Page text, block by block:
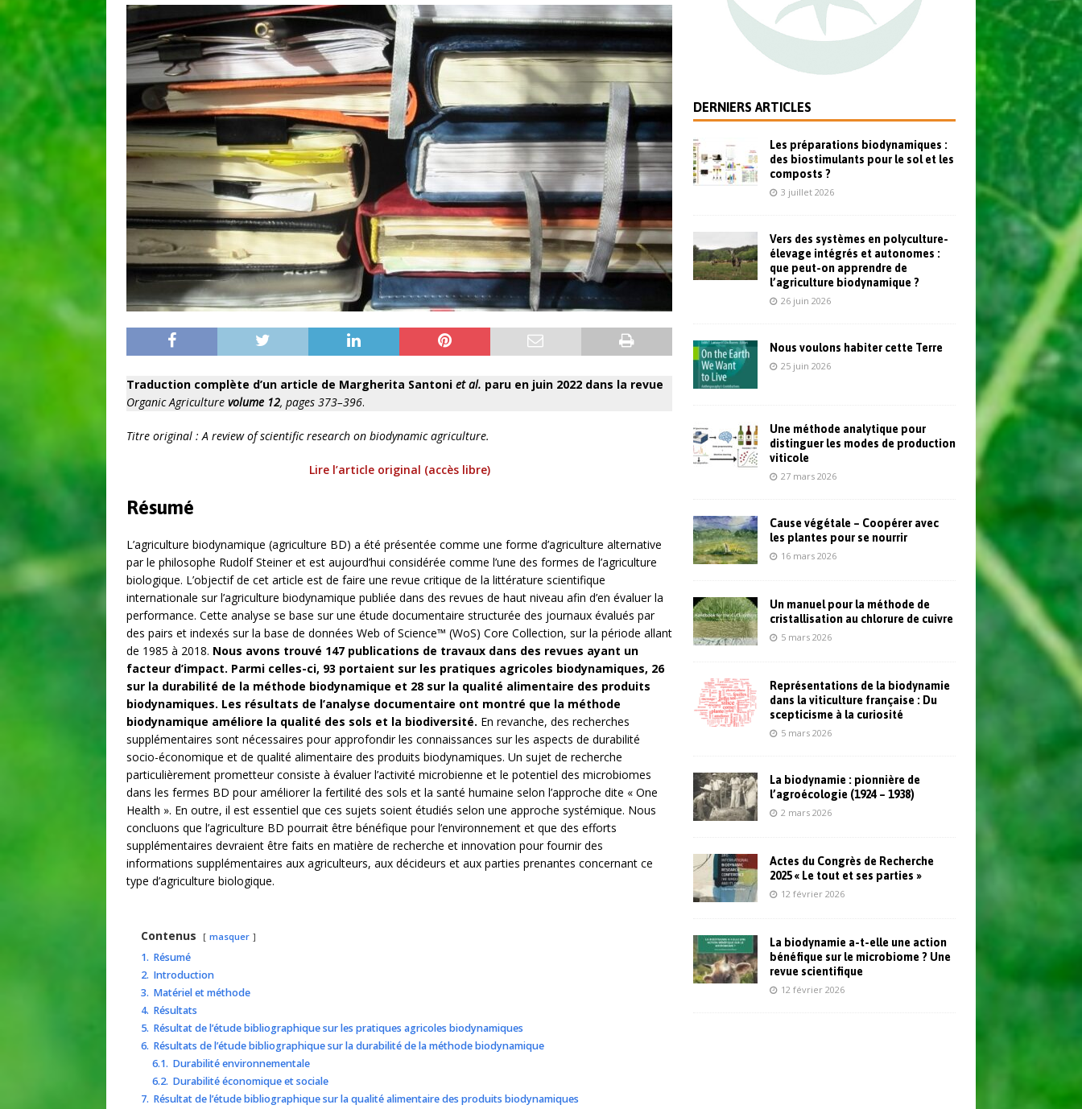
[ 25 juin 2026 ]
Nous voulons habiter cette Terre
SCIENCES SOCIALES
[ 27 mars 2026 ] Une méthode analytique pour distinguer les modes de production viticole
QUALITÉ
[ 16 mars 2026 ] Cause végétale – Coopérer avec les plantes pour se nourrir
NEW
[ 11 octobre 2022 ] Synthèse des recherches scientifiques sur l’agriculture biodynamique
SYNTHÈSE
Traduction complète d’un article de Margherita Santoni et al. paru en juin 2022 dans la revue
Organic Agriculture volume 12, pages 373–396.
Titre original : A review of scientific research on biodynamic agriculture.
Lire l’article original (accès libre)
Résumé
L’agriculture biodynamique (agriculture BD) a été présentée comme une forme d’agriculture alternative
par le philosophe Rudolf Steiner et est aujourd’hui considérée comme l’une des formes de l’agriculture
biologique. L’objectif de cet article est de faire une revue critique de la littérature scientifique
internationale sur l’agriculture biodynamique publiée dans des revues de haut niveau afin d’en évaluer la
performance. Cette analyse se base sur une étude documentaire structurée des journaux évalués par
des pairs et indexés sur la base de données Web of Science™ (WoS) Core Collection, sur la période allant
de 1985 à 2018. Nous avons trouvé 147 publications de travaux dans des revues ayant un
facteur d’impact. Parmi celles-ci, 93 portaient sur les pratiques agricoles biodynamiques, 26
sur la durabilité de la méthode biodynamique et 28 sur la qualité alimentaire des produits
biodynamiques. Les résultats de l’analyse documentaire ont montré que la méthode
biodynamique améliore la qualité des sols et la biodiversité. En revanche, des recherches
supplémentaires sont nécessaires pour approfondir les connaissances sur les aspects de durabilité
socio-économique et de qualité alimentaire des produits biodynamiques. Un sujet de recherche
particulièrement prometteur consiste à évaluer l’activité microbienne et le potentiel des microbiomes
dans les fermes BD pour améliorer la fertilité des sols et la santé humaine selon l’approche dite « One
Health ». En outre, il est essentiel que ces sujets soient étudiés selon une approche systémique. Nous
concluons que l’agriculture BD pourrait être bénéfique pour l’environnement et que des efforts
supplémentaires devraient être faits en matière de recherche et innovation pour fournir des
informations supplémentaires aux agriculteurs, aux décideurs et aux parties prenantes concernant ce
type d’agriculture biologique.
Contenus masquer
1. Résumé
2. Introduction
3. Matériel et méthode
4. Résultats
5. Résultat de l’étude bibliographique sur les pratiques agricoles biodynamiques
6. Résultats de l’étude bibliographique sur la durabilité de la méthode biodynamique
6.1. Durabilité environnementale
6.2. Durabilité économique et sociale
7. Résultat de l’étude bibliographique sur la qualité alimentaire des produits biodynamiques
DERNIERS ARTICLES
Les préparations biodynamiques :
des biostimulants pour le sol et les
composts ?
3 juillet 2026
Vers des systèmes en polyculture-
élevage intégrés et autonomes :
que peut-on apprendre de
l’agriculture biodynamique ?
26 juin 2026
Nous voulons habiter cette Terre
25 juin 2026
Une méthode analytique pour
distinguer les modes de production
viticole
27 mars 2026
Cause végétale – Coopérer avec
les plantes pour se nourrir
16 mars 2026
Un manuel pour la méthode de
cristallisation au chlorure de cuivre
5 mars 2026
Représentations de la biodynamie
dans la viticulture française : Du
scepticisme à la curiosité
5 mars 2026
La biodynamie : pionnière de
l’agroécologie (1924 – 1938)
2 mars 2026
Actes du Congrès de Recherche
2025 « Le tout et ses parties »
12 février 2026
La biodynamie a-t-elle une action
bénéfique sur le microbiome ? Une
revue scientifique
12 février 2026